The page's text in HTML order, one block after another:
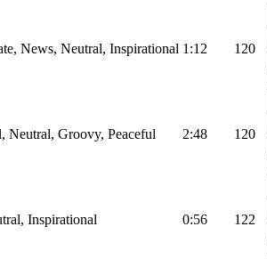
News, Neutral, Inspirational 1:12 120
Neutral, Groovy, Peaceful 2:48 120
Inspirational 0:56 122